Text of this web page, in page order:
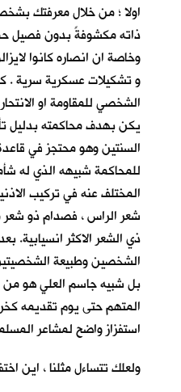
اولا ؛ من خلال معرفتك
ذاته مكشوفةً بدون فصيل
وخاصة ان انصاره كانوا
و تشكيلات عسكرية سرية .
الشخصي للمقاومة او
يكن بهدف محاكمته بدليل
السنتين وهو محتجز في
للمحاكمة شبيهه الذي له
المختلف عنه في تركيب
شعر الراس ، فصدام ذو شعر
ذي الشعر الاكثر انسيابية.
الشخصين وطبيعة
بل شبيه جاسم العلي هو
المتهم حتى يوم تقديمه
استفزاز واضح لمشاعر
ولعلك تتساءل مثلنا ، اين